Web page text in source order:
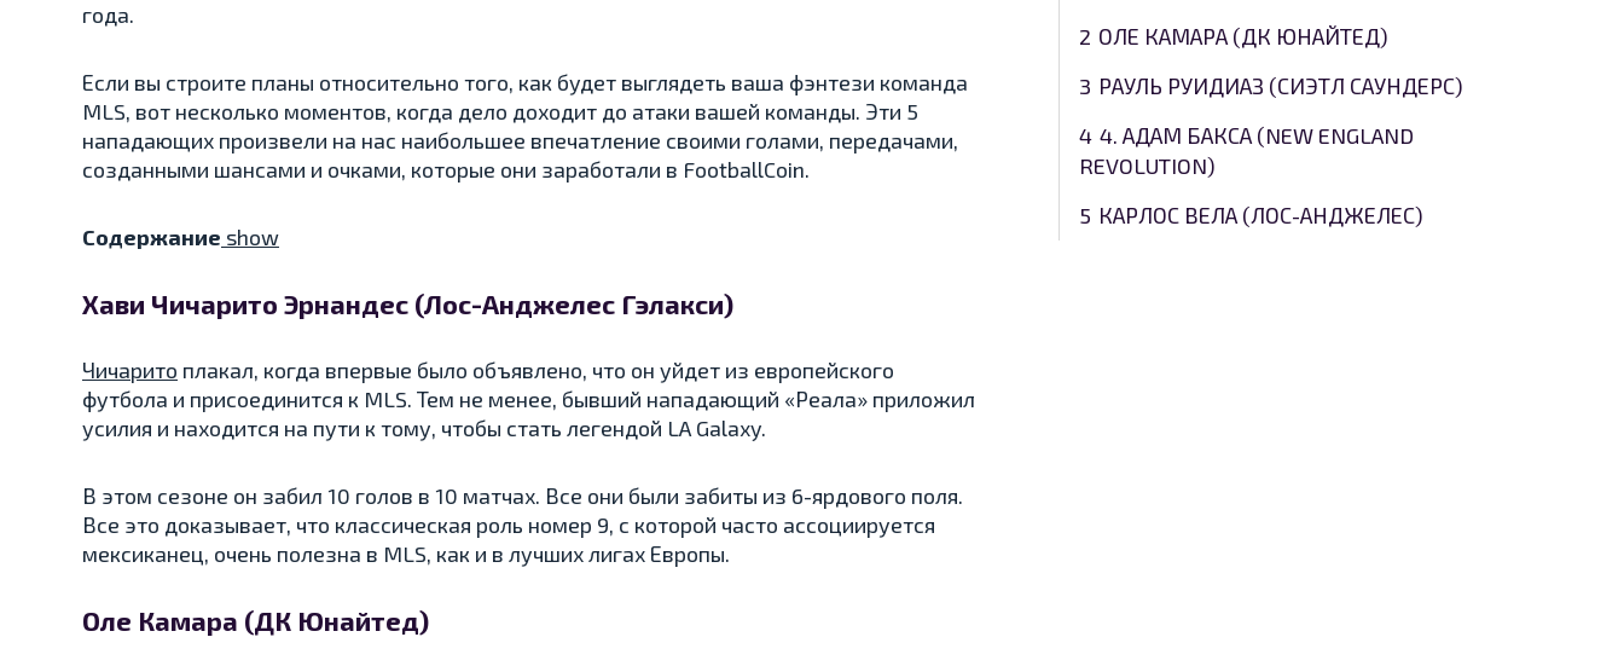
года.
Если вы строите планы относительно того, как будет выглядеть ваша фэнтези команда
MLS, вот несколько моментов, когда дело доходит до атаки вашей команды. Эти 5
нападающих произвели на нас наибольшее впечатление своими голами, передачами,
созданными шансами и очками, которые они заработали в FootballCoin.
Содержание show
Хави Чичарито Эрнандес (Лос-Анджелес Гэлакси)
Чичарито плакал, когда впервые было объявлено, что он уйдет из европейского
футбола и присоединится к MLS. Тем не менее, бывший нападающий «Реала» приложил
усилия и находится на пути к тому, чтобы стать легендой LA Galaxy.
В этом сезоне он забил 10 голов в 10 матчах. Все они были забиты из 6-ярдового поля.
Все это доказывает, что классическая роль номер 9, с которой часто ассоциируется
мексиканец, очень полезна в MLS, как и в лучших лигах Европы.
Оле Камара (ДК Юнайтед)
2 ОЛЕ КАМАРА (ДК ЮНАЙТЕД)
3 РАУЛЬ РУИДИАЗ (СИЭТЛ САУНДЕРС)
4 4. АДАМ БАКСА (NEW ENGLAND
REVOLUTION)
5 КАРЛОС ВЕЛА (ЛОС-АНДЖЕЛЕС)